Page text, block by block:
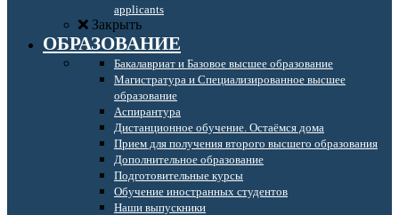
applicants
Закрыть
ОБРАЗОВАНИЕ
Бакалавриат и Базовое высшее образование
Магистратура и Специализированное высшее
образование
Аспирантура
Дистанционное обучение. Остаёмся дома
Прием для получения второго высшего образования
Дополнительное образование
Подготовительные курсы
Обучение иностранных студентов
Наши выпускники